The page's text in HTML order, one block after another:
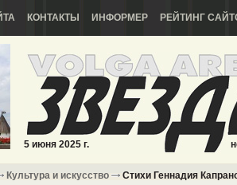
КОНТАКТЫ ИНФОРМЕР РЕЙТИНГ
5 июня 2025 г.
Культура и искусство Стихи Геннадия